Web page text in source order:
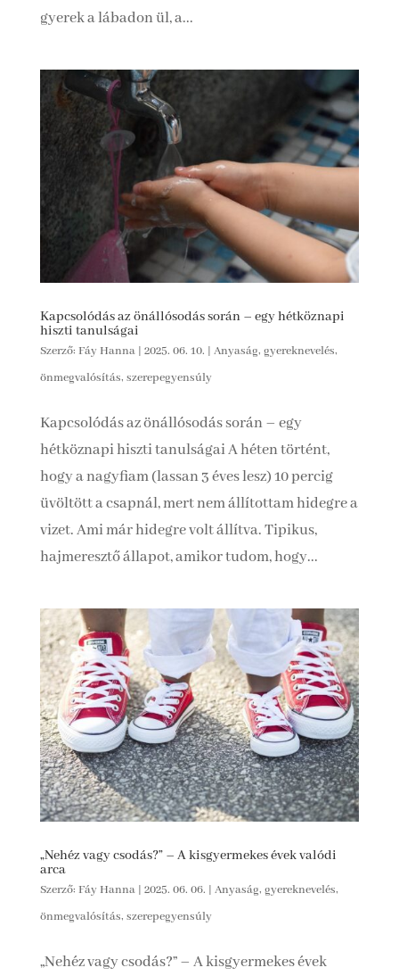
gyerek a lábadon ül, a...
Kapcsolódás az önállósodás során – egy hétköznapi
hiszti tanulságai
Szerző: Fáy Hanna| 2025. 06. 10. | Anyaság, gyereknevelés,
önmegvalósítás, szerepegyensúly
Kapcsolódás az önállósodás során – egy
hétköznapi hiszti tanulságai A héten történt,
hogy a nagyfiam (lassan 3 éves lesz) 10 percig
üvöltött a csapnál, mert nem állítottam hidegre a
vizet. Ami már hidegre volt állítva. Tipikus,
hajmeresztő állapot, amikor tudom, hogy...
„Nehéz vagy csodás?” – A kisgyermekes évek valódi
arca
Szerző: Fáy Hanna| 2025. 06. 06. | Anyaság, gyereknevelés,
önmegvalósítás, szerepegyensúly
„Nehéz vagy csodás?” – A kisgyermekes évek